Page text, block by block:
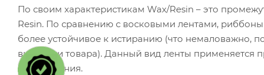
По своим характеристикам Wax/Resin – это
Resin. По сравнению с восковыми лентами,
более устойчивое к истиранию (что немаловажно,
выкладки товара). Данный вид ленты применяется
изображения.